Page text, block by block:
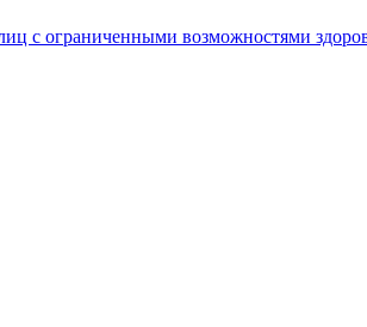
с ограниченными возможностями